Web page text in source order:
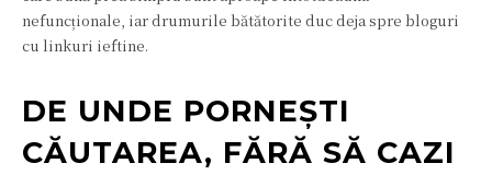
nefuncționale, iar drumurile bătătorite duc deja spre bloguri
cu linkuri ieftine.
DE UNDE PORNEȘTI
CĂUTAREA, FĂRĂ SĂ CAZI